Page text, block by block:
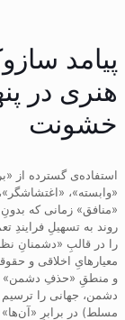
پیامد
هنری در
خشونت
استفاده‌ی گسترده از
«وابسته»،
«منافق» زمانی که
روند به تسهیلِ فرایندِ
را در قالبِ «دشمنانِ
معیارهایِ اخلاقی و
و منطقِ «حذفِ دشمن»
دشمن، جهانی را ترسیم
مسلط) در برابرِ «آن‌ها»